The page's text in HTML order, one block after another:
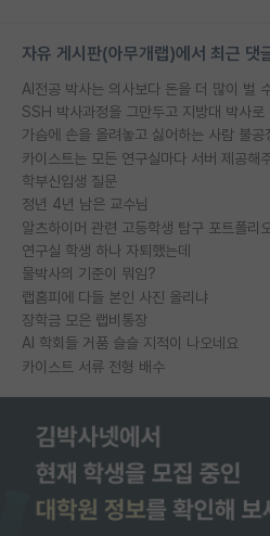
자유 게시판(아무개랩)에서 최근 댓
AI전공 박사는 의사보다 돈을 더 많이 벌
가슴에 손을 올려놓고 싫어하는 사람 불공
카이스트는 모든 연구실마다 서버 제공해
학부신입생 질문
정년 4년 남은 교수님
알츠하이머 관련 고등학생 탐구 포트폴리
연구실 학생 하나 자퇴했는데
물박사의 기준이 뭐임?
랩홈피에 다들 본인 사진 올리냐
장학금 모은 랩비통장
AI 학회들 거품 슬슬 지적이 나오네요
카이스트 서류 전형 배수